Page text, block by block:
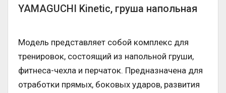
YAMAGUCHI Kinetic, груша напольная
Модель представляет собой комплекс для
тренировок, состоящий из напольной груши,
фитнеса-чехла и перчаток. Предназначена для
отработки прямых, боковых ударов, развития